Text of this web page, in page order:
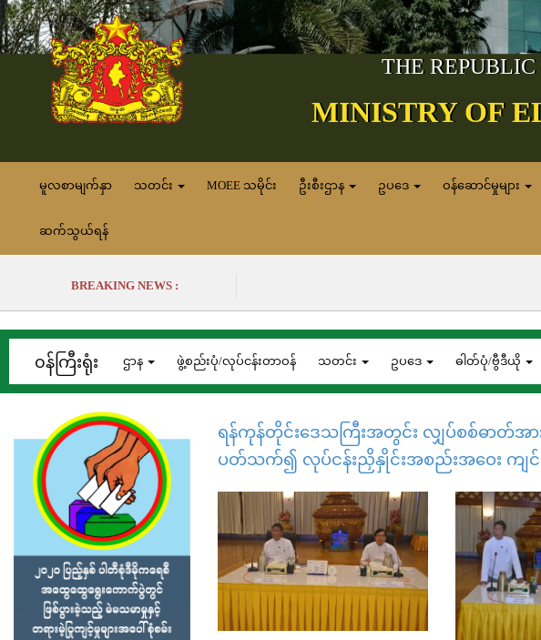
THE
MINISTRY OF
မူလစာမျက်နှာ သတင်း MOEE သမိုင်း ဦးစီးဌာန ဥပဒေ ဝန်ဆောင်မှုများ
ဆက်သွယ်ရန်
BREAKING NEWS :
၀န်ကြီးရုံး ဌာန ဖွဲ့စည်းပုံ/လုပ်ငန်းတာဝန် သတင်း ဥပဒေ ဓါတ်ပုံ/ဗွီဒီယို
ရန်ကုန်တိုင်းဒေသကြီးအတွင်း လျှပ်စစ်ဓာတ်အား
ပတ်သက်၍ လုပ်ငန်းညှိနှိုင်းအစည်းအဝေး ကျ